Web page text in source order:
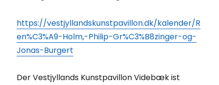
https://vestjyllandskunstpavillon.dk/kalender/R
en%C3%A9-Holm,-Philip-Gr%C3%B8zinger-og-
Jonas-Burgert
Der Vestjyllands Kunstpavillon Videbæk ist